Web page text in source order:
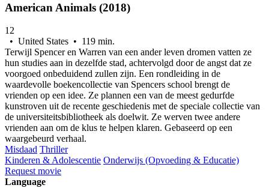
American Animals (2018)
12
• United States • 119 min.
Terwijl Spencer en Warren van een ander leven dromen vatten ze
hun studies aan in dezelfde stad, achtervolgd door de angst dat ze
voorgoed onbeduidend zullen zijn. Een rondleiding in de
waardevolle boekencollectie van Spencers school brengt de
vrienden op een idee. Ze plannen een van de meest gedurfde
kunstroven uit de recente geschiedenis met de speciale collectie van
de universiteitsbibliotheek als doelwit. Ze werven twee andere
vrienden aan om de klus te helpen klaren. Gebaseerd op een
waargebeurd verhaal.
Misdaad Thriller
Kinderen & Adolescentie Onderwijs (Opvoeding & Educatie)
Request movie
Language